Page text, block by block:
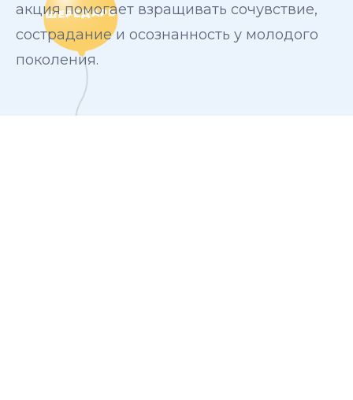
акция помогает взращивать сочувствие,
сострадание и осознанность у молодого
поколения.